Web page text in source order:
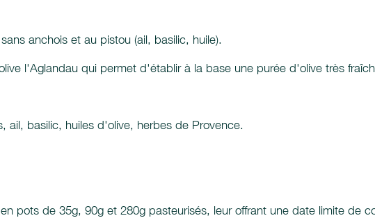
anchois et au pistou (ail, basilic, huile).
l'Aglandau qui permet d'établir à la base une purée d'olive très
ail, basilic, huiles d'olive, herbes de Provence.
pots de 35g, 90g et 280g pasteurisés, leur offrant une date limite de